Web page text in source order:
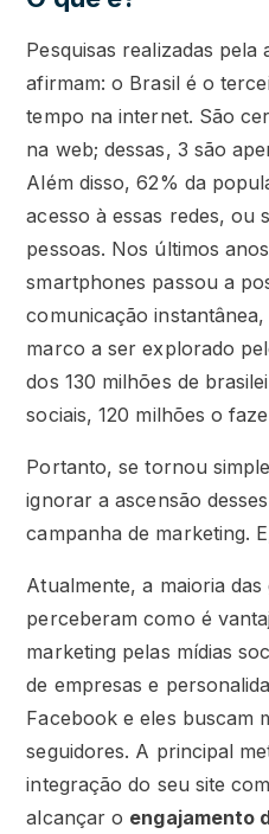
Pesquisas realizadas pela
afirmam: o Brasil é o
tempo na internet. São
na web; dessas, 3 são
Além disso, 62% da
acesso à essas redes, ou
pessoas. Nos últimos
smartphones passou a
comunicação
marco a ser explorado
dos 130 milhões de
sociais, 120 milhões o
Portanto, se tornou
ignorar a ascensão
campanha de marketing.
Atualmente, a maioria
perceberam como é
marketing pelas mídias
de empresas e
Facebook e eles buscam
seguidores. A principal
integração do seu site
alcançar o engajamento